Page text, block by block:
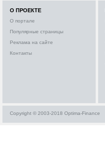
О ПРОЕКТЕ
О портале
Популярные страницы
Реклама на сайте
Контакты
Copyright © 2003-2018 Optima-Finance